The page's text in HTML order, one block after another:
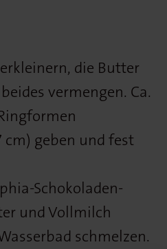
die Butter
vermengen. Ca.
cm) geben und fest
Schokoladen-
und Vollmilch
schmelzen.